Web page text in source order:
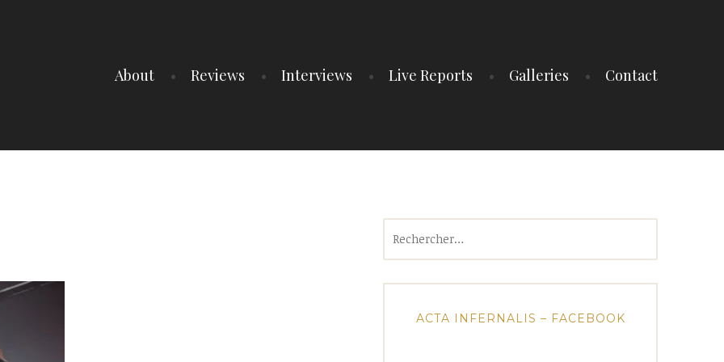
About Reviews Interviews Live Reports Galleries Contact
ACTA INFERNALIS – FACEBOOK